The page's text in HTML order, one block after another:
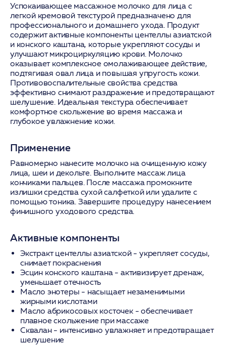
Успокаивающее массажное молочко для лица с
легкой кремовой текстурой предназначено для
профессионального и домашнего ухода. Продукт
содержит активные компоненты центеллы азиатской
и конского каштана, которые укрепляют сосуды и
улучшают микроциркуляцию крови. Молочко
оказывает комплексное омолаживающее действие,
подтягивая овал лица и повышая упругость кожи.
Противовоспалительные свойства средства
эффективно снимают раздражение и предотвращают
шелушение. Идеальная текстура обеспечивает
комфортное скольжение во время массажа и
глубокое увлажнение кожи.
Применение
Равномерно нанесите молочко на очищенную кожу
лица, шеи и декольте. Выполните массаж лица
кончиками пальцев. После массажа промокните
излишки средства сухой салфеткой или удалите с
помощью тоника. Завершите процедуру нанесением
финишного уходового средства.
Активные компоненты
Экстракт центеллы азиатской- укрепляет сосуды,
снимает покраснения
Эсцин конского каштана- активизирует дренаж,
уменьшает отечность
Масло энотеры - насыщает незаменимыми
жирными кислотами
Масло абрикосовых косточек- обеспечивает
плавное скольжение при массаже
Сквалан- интенсивно увлажняет и предотвращает
шелушение